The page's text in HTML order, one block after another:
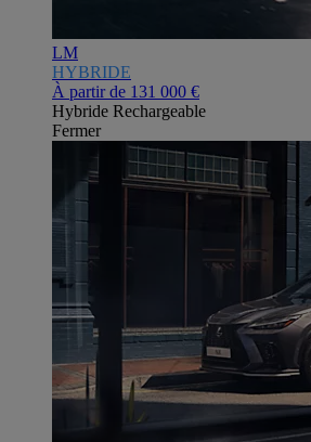
LM
HYBRIDE
À partir de 131 000 €
Hybride Rechargeable
Fermer